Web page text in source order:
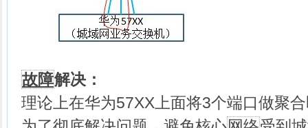
故障解决：
理论上在华为57XX上面将3个端口做聚